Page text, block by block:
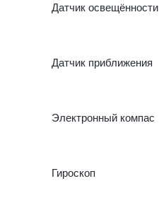
Датчик освещённости
Датчик приближения
Электронный компас
Гироскоп